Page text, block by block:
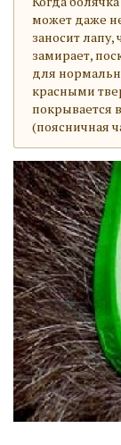
может даже
заносит лапу,
замирает,
для
красными
покрывается
(поясничная